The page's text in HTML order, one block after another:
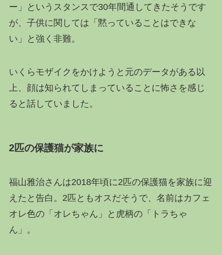
ー」というスタンスで30年間通してきたそうです
が、子供に関しては「黙っていることはできな
い」と強く非難。
いくらモザイクをかけようと元のデータがある以
上、顔は知られてしまっていることに怖さを感じ
ると話していました。
2匹の保護猫が家族に
福山雅治さんは2018年頃に2匹の保護猫を家族に迎
えたと告白。2匹ともオスだそうで、名前はカフェ
オレ色の「オレちゃん」と虎柄の「トラちゃ
ん」。